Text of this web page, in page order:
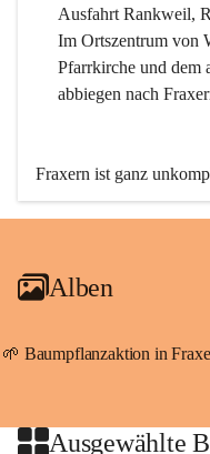
Ausfahrt Rankweil,
Im Ortszentrum von
Pfarrkirche und dem
abbiegen nach
Fraxern ist ganz
den öffentlichen
An Samstagen, Sonn-
persönlichen Linienbus
Haltestelle bestellen.
beide Fahrten Weiler-
Alben
🌱 Baumpflanzaktion in
Ausgewählte